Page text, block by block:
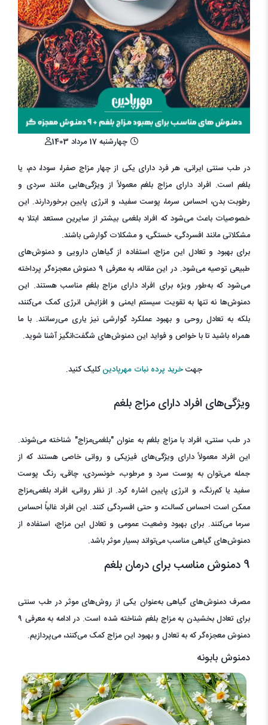
چهارشنبه 17 مرداد 1403
در طب سنتی ایرانی، هر فرد دارای یکی از چهار مزاج صفرا، سودا، دم، یا
بلغم است. افراد دارای مزاج بلغم معمولاً از ویژگی‌هایی مانند سردی و
رطوبت بدن، احساس سرما، پوست سفید، و انرژی پایین برخوردارند. این
خصوصیات باعث می‌شود که افراد بلغمی بیشتر از سایرین مستعد ابتلا به
مشکلاتی مانند افسردگی، خستگی، و مشکلات گوارشی باشند.
برای بهبود و تعادل این مزاج، استفاده از گیاهان دارویی و دمنوش‌های
طبیعی توصیه می‌شود. در این مقاله، به معرفی 9 دمنوش معجزه‌گر پرداخته
می‌شود که به‌طور ویژه برای افراد دارای مزاج بلغم مناسب هستند. این
دمنوش‌ها نه تنها به تقویت سیستم ایمنی و افزایش انرژی کمک می‌کنند،
بلکه به تعادل روحی و بهبود عملکرد گوارشی نیز یاری می‌رسانند. با ما
همراه باشید تا با خواص و فواید این دمنوش‌های شگفت‌انگیز آشنا شوید.
جهتخرید پرده نبات مهرپادینکلیک کنید.
ویژگی‌های افراد دارای مزاج بلغم
در طب سنتی، افراد با مزاج بلغم به عنوان "بلغمی‌مزاج" شناخته می‌شوند.
این افراد معمولاً دارای ویژگی‌های فیزیکی و روانی خاصی هستند که از
جمله می‌توان به پوست سرد و مرطوب، خونسردی، چاقی، رنگ پوست
سفید یا کم‌رنگ، و انرژی پایین اشاره کرد. از نظر روانی، افراد بلغمی‌مزاج
ممکن است احساس کسالت، و حتی افسردگی کنند. این افراد غالباً احساس
سرما می‌کنند. برای بهبود وضعیت عمومی و تعادل این مزاج، استفاده از
دمنوش‌های گیاهی مناسب می‌تواند بسیار موثر باشد.
9 دمنوش مناسب برای درمان بلغم
مصرف دمنوش‌های گیاهی به‌عنوان یکی از روش‌های موثر در طب سنتی
برای تعادل بخشیدن به مزاج بلغم شناخته شده است. در ادامه به معرفی ۹
دمنوش معجزه‌گر که به تعادل و بهبود این مزاج کمک می‌کنند، می‌پردازیم.
دمنوش بابونه